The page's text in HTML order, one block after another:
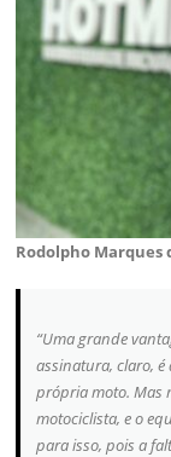
Rodolpho Marques
“Uma grande
assinatura, claro,
própria moto. Mas
motociclista, e o
para isso, pois a